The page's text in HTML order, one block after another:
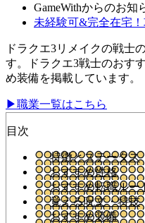
GameWithからのお知
未経験可&完全在宅
ドラクエ3リメイクの戦士
す。ドラクエ3戦士のおす
め装備を掲載しています。
▶職業一覧はこちら
目次
特徴とステータス
おすすめ性格
おすすめ転職ルー
覚える呪文・特技
おすすめ装備